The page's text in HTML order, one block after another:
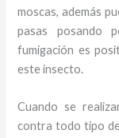
moscas, además
pasas posando
fumigación es
este insecto.
Cuando se
contra todo tipo de